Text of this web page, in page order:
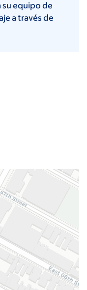
su equipo de
a través de